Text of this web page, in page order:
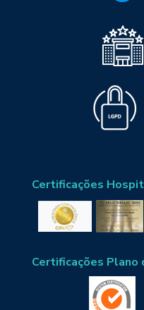
Certificações
Certificações Plano